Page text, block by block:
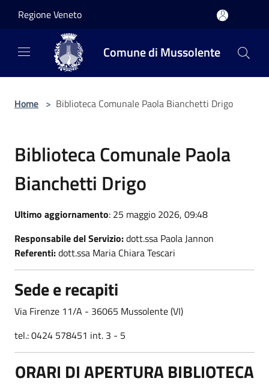
Regione Veneto
Comune di Mussolente
Home > Biblioteca Comunale Paola Bianchetti Drigo
Biblioteca Comunale Paola
Bianchetti Drigo
Ultimo aggiornamento: 25 maggio 2026, 09:48
Responsabile del Servizio:dott.ssa Paola Jannon
Referenti:dott.ssa Maria Chiara Tescari
Sede e recapiti
Via Firenze 11/A - 36065 Mussolente (VI)
tel.: 0424 578451 int. 3 - 5
ORARI DI APERTURA BIBLIOTECA